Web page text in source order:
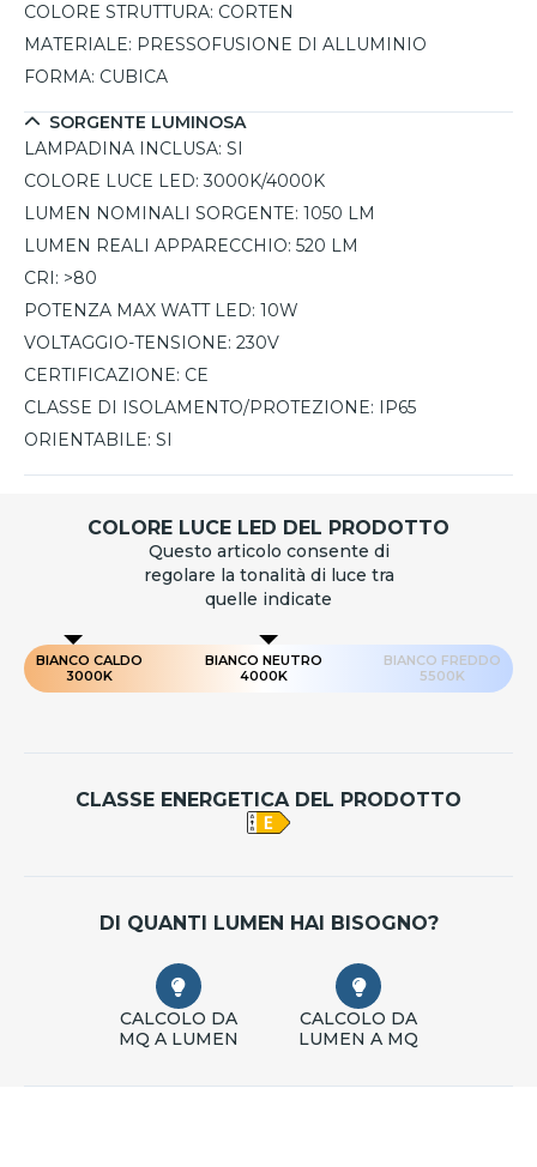
COLORE STRUTTURA: CORTEN
MATERIALE: PRESSOFUSIONE DI ALLUMINIO
FORMA: CUBICA
SORGENTE LUMINOSA
LAMPADINA INCLUSA: SI
COLORE LUCE LED: 3000K/4000K
LUMEN NOMINALI SORGENTE: 1050 LM
LUMEN REALI APPARECCHIO: 520 LM
CRI: >80
POTENZA MAX WATT LED: 10W
VOLTAGGIO-TENSIONE: 230V
CERTIFICAZIONE: CE
CLASSE DI ISOLAMENTO/PROTEZIONE:
IP65
ORIENTABILE: SI
COLORE LUCE LED DEL PRODOTTO
Questo articolo consente di
regolare la tonalità di luce tra
quelle indicate
BIANCO CALDO
3000K
BIANCO NEUTRO
4000K
BIANCO FREDDO
5500K
CLASSE ENERGETICA DEL PRODOTTO
DI QUANTI LUMEN HAI BISOGNO?
CALCOLO DA
MQ A LUMEN
CALCOLO DA
LUMEN A MQ